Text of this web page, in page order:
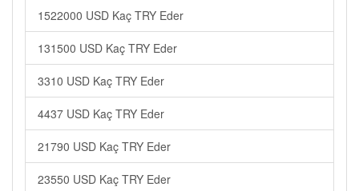
1522000 USD Kaç TRY Eder
131500 USD Kaç TRY Eder
3310 USD Kaç TRY Eder
4437 USD Kaç TRY Eder
21790 USD Kaç TRY Eder
23550 USD Kaç TRY Eder